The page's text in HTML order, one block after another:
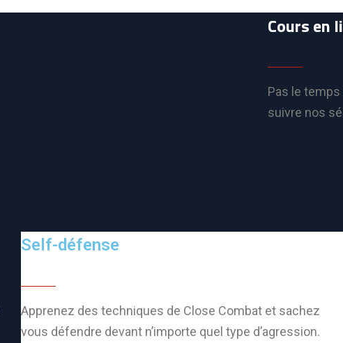
Cours en
Pas le
suivre nos
Self-défense
Apprenez des techniques de Close Combat et sachez
vous défendre devant n’importe quel type d’agression.